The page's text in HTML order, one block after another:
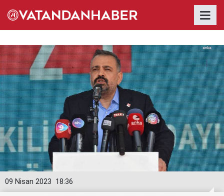
18:36
09 Nisan 2023